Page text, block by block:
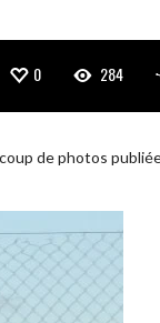
0 284
de photos